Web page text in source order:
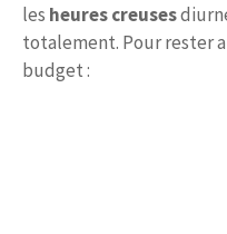
les heures creuses
totalement. Pour rester
budget :